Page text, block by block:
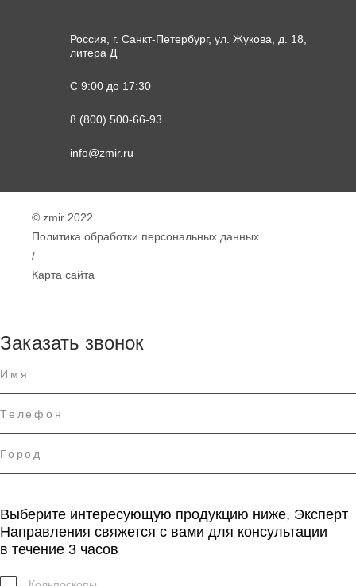
Россия, г. Санкт-Петербург, ул. Жукова, д. 18,
литера Д
С 9:00 до 17:30
8 (800) 500-66-93
info@zmir.ru
© zmir 2022
Политика обработки персональных данных
/
Карта сайта
Заказать звонок
Выберите интересующую продукцию ниже, Эксперт
Направления свяжется с вами для консультации
в течение 3 часов